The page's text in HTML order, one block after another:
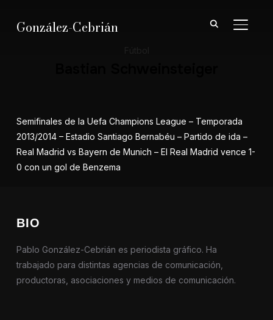
González-Cebrián
Semifinales de la Uefa Champions League – Temporada
2013/2014 – Estadio Santiago Bernabéu – Partido de ida –
Real Madrid vs Bayern de Munich – El Real Madrid vence 1-
0 con un gol de Benzema
BIO
Pablo González-Cebrián es periodista gráfico. Ha
trabajado para distintas agencias de comunicación,
productoras, asociaciones y medios de comunicación.